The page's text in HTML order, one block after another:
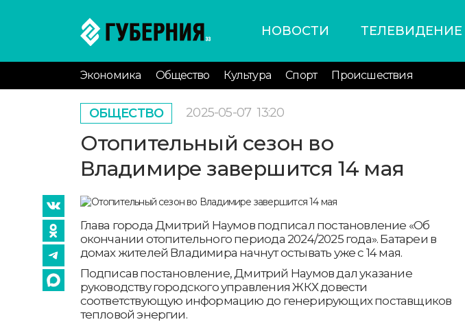
НОВОСТИ ТЕЛЕВИДЕНИЕ
Экономика Общество Культура Спорт Происшествия
ОБЩЕСТВО 2025-05-07 13:20
Отопительный сезон во
Владимире завершится 14 мая
Глава города Дмитрий Наумов подписал постановление «Об
окончании отопительного периода 2024/2025 года». Батареи в
домах жителей Владимира начнут остывать уже с 14 мая.
Подписав постановление, Дмитрий Наумов дал указание
руководству городского управления ЖКХ довести
соответствующую информацию до генерирующих поставщиков
тепловой энергии.